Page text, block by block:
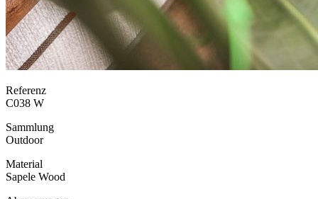
Referenz
C038 W
Sammlung
Outdoor
Material
Sapele Wood